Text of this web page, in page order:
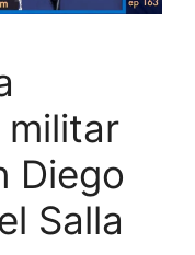
militar
Diego
Salla